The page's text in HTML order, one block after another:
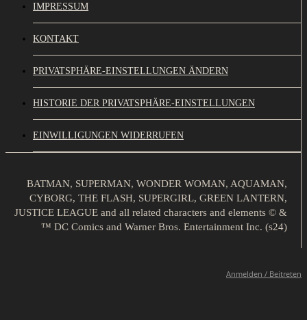
IMPRESSUM
KONTAKT
PRIVATSPHÄRE-EINSTELLUNGEN ÄNDERN
HISTORIE DER PRIVATSPHÄRE-EINSTELLUNGEN
EINWILLIGUNGEN WIDERRUFEN
BATMAN, SUPERMAN, WONDER WOMAN, AQUAMAN,
CYBORG, THE FLASH, SUPERGIRL, GREEN LANTERN,
JUSTICE LEAGUE and all related characters and elements © &
™ DC Comics and Warner Bros. Entertainment Inc. (s24)
Anmelden / Beitreten